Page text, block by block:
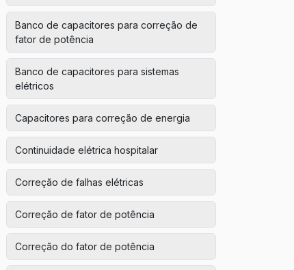
Banco de capacitores para correção de
fator de potência
Banco de capacitores para sistemas
elétricos
Capacitores para correção de energia
Continuidade elétrica hospitalar
Correção de falhas elétricas
Correção de fator de potência
Correção do fator de potência